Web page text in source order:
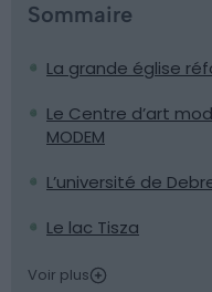
Sommaire
La grande église
Le Centre d’art
MODEM
L’université de
Le lac Tisza
Voir plus